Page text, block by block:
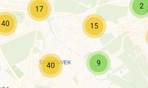
9
17
15
2
40
40